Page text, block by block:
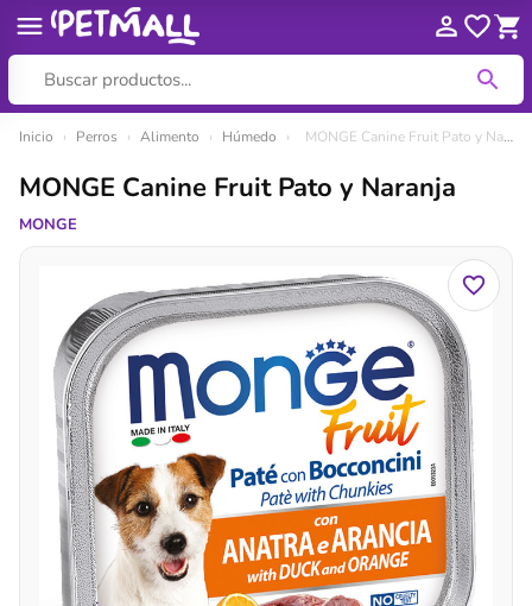
contenido
Inicio › Perros › Alimento › Húmedo › MONGE Canine Fruit Pato y Naranja
MONGE Canine Fruit Pato y Naranja
MONGE